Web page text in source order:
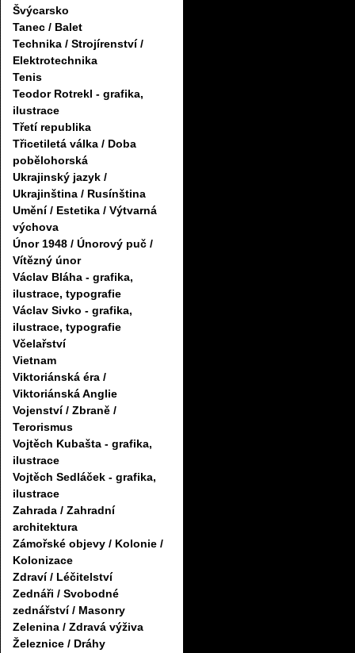
Švýcarsko
Tanec / Balet
Technika / Strojírenství /
Elektrotechnika
Tenis
Teodor Rotrekl - grafika,
ilustrace
Třetí republika
Třicetiletá válka / Doba
pobělohorská
Ukrajinský jazyk /
Ukrajinština / Rusínština
Umění / Estetika / Výtvarná
výchova
Únor 1948 / Únorový puč /
Vítězný únor
Václav Bláha - grafika,
ilustrace, typografie
Václav Sivko - grafika,
ilustrace, typografie
Včelařství
Vietnam
Viktoriánská éra /
Viktoriánská Anglie
Vojenství / Zbraně /
Terorismus
Vojtěch Kubašta - grafika,
ilustrace
Vojtěch Sedláček - grafika,
ilustrace
Zahrada / Zahradní
architektura
Zámořské objevy / Kolonie /
Kolonizace
Zdraví / Léčitelství
Zednáři / Svobodné
zednářství / Masonry
Zelenina / Zdravá výživa
Železnice / Dráhy